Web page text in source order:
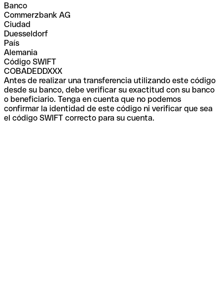
Banco
Commerzbank AG
Ciudad
Duesseldorf
País
Alemania
Código SWIFT
COBADEDDXXX
Antes de realizar una transferencia utilizando este código
desde su banco, debe verificar su exactitud con su banco
o beneficiario. Tenga en cuenta que no podemos
confirmar la identidad de este código ni verificar que sea
el código SWIFT correcto para su cuenta.